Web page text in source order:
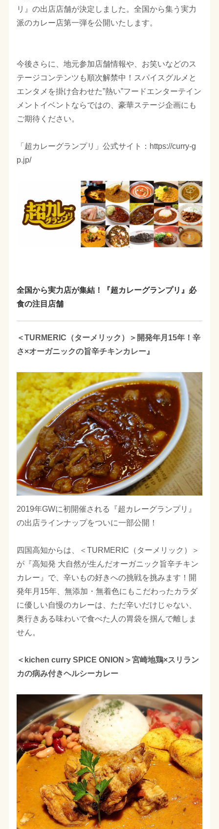
リ』の出店店舗が決定しました。全国から集う実力
派のカレー店第一弾を公開いたします。
今後さらに、地元参加店舗情報や、お笑いなどのス
テージコンテンツも順次解禁中！スパイスグルメと
エンタメを掛け合わせた”熱い”フードエンターテイン
メントイベントならではの、豪華ステージ企画にも
ご期待ください。
「超カレーグランプリ」公式サイト：https://curry-g
p.jp/
全国から実力店が集結！『超カレーグランプリ』必
食の注目店舗
＜TURMERIC（ターメリック）＞開発年月15年！辛
さ×オーガニックの旨辛チキンカレー』
2019年GWに初開催される『超カレーグランプリ』
の出店ラインナップをついに一部公開！
四国高知からは、＜TURMERIC（ターメリック）＞
が『高知発 大自然が生んだオーガニック旨辛チキン
カレー』で、辛いもの好きへの挑戦を挑みます！開
発年月15年、無添加・無着色にもこだわったカラダ
に優しい自慢のカレーは、ただ辛いだけじゃない、
奥行きある味わいで食べた人の胃袋を掴んで離しま
せん。
＜kichen curry SPICE ONION＞宮崎地鶏×スリラン
カの病み付きヘルシーカレー